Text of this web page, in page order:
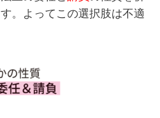
。よってこの選択肢は不適